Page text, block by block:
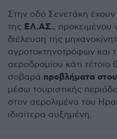
Στην οδό Σενετάκη
της ΕΛ.ΑΣ., προκειμένου
διέλευση της
αγροτοκτηνοτρόφων και
αεροδρομίου κάτι
σοβαρά προβλήματα
μέσω τουριστικής
στον αερολιμένα του
ιδιαίτερα αυξημένη.